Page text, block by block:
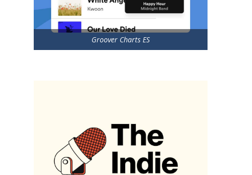
Groover Charts ES